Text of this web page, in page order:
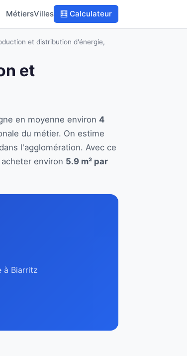
MétiersVilles 🧮 Calculateur
et distribution d'énergie,
et
en moyenne environ 4
du métier. On estime
dans l'agglomération. Avec ce
environ 5.9 m² par
à Biarritz